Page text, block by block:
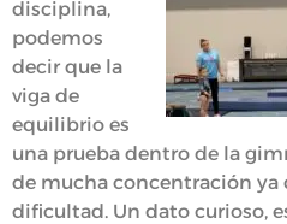
disciplina,
podemos
decir que la
viga de
equilibrio es
una prueba dentro de la
de mucha concentración ya
dificultad. Un dato curioso,